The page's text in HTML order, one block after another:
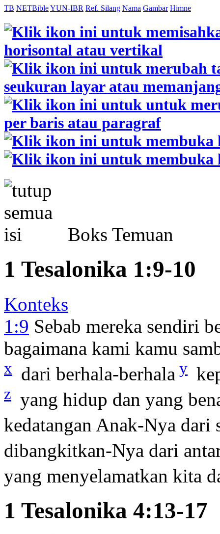
TB NETBibleYUN-IBR Ref. Silang Nama Gambar Himne
Boks Temuan
1 Tesalonika 1:9-10
Konteks
1:9 Sebab mereka sendiri
bagaimana kami kamu
x dari berhala-berhala y
z yang hidup dan yang
kedatangan Anak-Nya dari
dibangkitkan-Nya dari
yang menyelamatkan kita
1 Tesalonika 4:13-17